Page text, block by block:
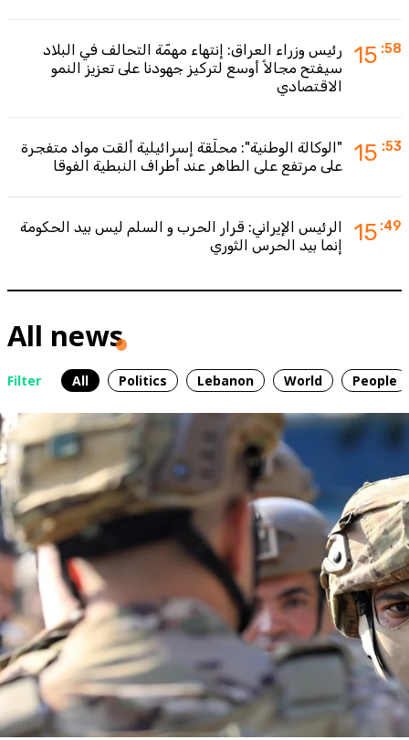
15 :58
رئيس وزراء العراق: إنتهاء مهمّة التحالف في البلاد
سيفتح مجالاً أوسع لتركيز جهودنا على تعزيز النمو
الاقتصادي
15 :53
"الوكالة الوطنية": محلّقة إسرائيلية ألقت مواد متفجرة
على مرتفع علي الطاهر عند أطراف النبطية الفوقا
15 :49
الرئيس الإيراني: قرار الحرب و السلم ليس بيد الحكومة
إنما بيد الحرس الثوري
All news
Filter All Politics Lebanon World People